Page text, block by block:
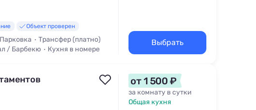
Объект проверен
Парковка
Трансфер (платно)
/ Барбекю Кухня в номере
Выбрать
от 1 500 ₽
за комнату в сутки
Общая кухня